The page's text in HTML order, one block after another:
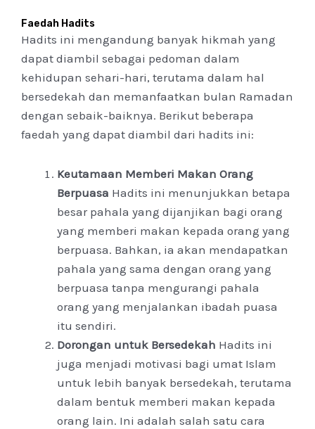
Faedah Hadits
Hadits ini mengandung banyak hikmah yang
dapat diambil sebagai pedoman dalam
kehidupan sehari-hari, terutama dalam hal
bersedekah dan memanfaatkan bulan Ramadan
dengan sebaik-baiknya. Berikut beberapa
faedah yang dapat diambil dari hadits ini:
Keutamaan Memberi Makan Orang
Berpuasa Hadits ini menunjukkan betapa
besar pahala yang dijanjikan bagi orang
yang memberi makan kepada orang yang
berpuasa. Bahkan, ia akan mendapatkan
pahala yang sama dengan orang yang
berpuasa tanpa mengurangi pahala
orang yang menjalankan ibadah puasa
itu sendiri.
Dorongan untuk Bersedekah Hadits ini
juga menjadi motivasi bagi umat Islam
untuk lebih banyak bersedekah, terutama
dalam bentuk memberi makan kepada
orang lain. Ini adalah salah satu cara